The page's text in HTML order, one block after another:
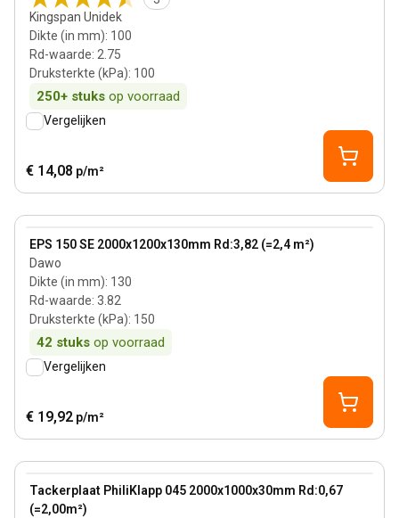
Kingspan Unidek
Dikte (in mm): 100
Rd-waarde: 2.75
Druksterkte (kPa): 100
250+ stuks op voorraad
Vergelijken
€ 14,08 p/m²
EPS 150 SE 2000x1200x130mm Rd:3,82 (=2,4 m²)
Dawo
Dikte (in mm): 130
Rd-waarde: 3.82
Druksterkte (kPa): 150
42 stuks op voorraad
View product
Vergelijken
€ 19,92 p/m²
Tackerplaat PhiliKlapp 045 2000x1000x30mm Rd:0,67
(=2,00m²)
View product